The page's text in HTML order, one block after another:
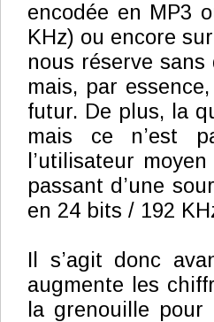
encodée en MP3
KHz) ou encore
nous réserve
mais, par
futur. De plus, la
mais ce n’est
l’utilisateur
passant d’une
en 24 bits / 192
Il s’agit donc
augmente les
la grenouille